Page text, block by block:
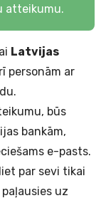
atteikumu.
Latvijas
personām ar
būs
bankām,
e-pasts.
par sevi tikai
uz